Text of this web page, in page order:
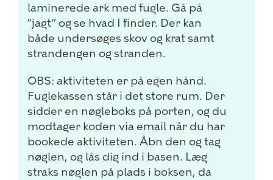
laminerede ark med fugle. Gå på
”jagt” og se hvad I finder. Der kan
både undersøges skov og krat samt
strandengen og stranden.
OBS: aktiviteten er på egen hånd.
Fuglekassen står i det store rum. Der
sidder en nøgleboks på porten, og du
modtager koden via email når du har
bookede aktiviteten. Åbn den og tag
nøglen, og lås dig ind i basen. Læg
straks nøglen på plads i boksen, da